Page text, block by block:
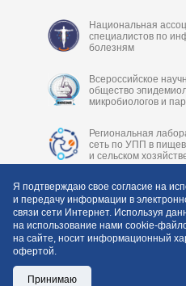
Национальная
специалистов по
болезням
Всероссийское
общество
микробиологов и
Региональная
сеть по УПП в
и сельском
Copyright © 2006-2026 ФБУН
Эпидемиологии»
Я подтверждаю свое согласие на
и передачу информации в
связи сети Интернет. Используя
на использование нами cookie-
на сайте, носит информационный
офертой.
Принимаю